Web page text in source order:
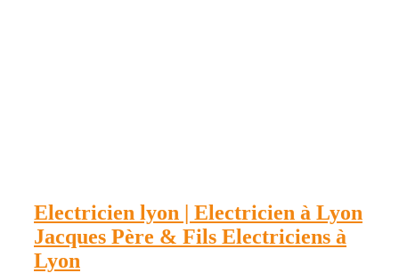
Electricien lyon | Electricien à Lyon
Jacques Père & Fils Electri­ciens à
Lyon